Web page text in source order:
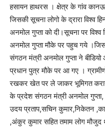
हसायन हाथरस । क्षेत्र के गांव कानऊ
जिसकी सूचना लोगो के द्रारा विश्व
अनमोल गुप्ता को दी।सूचना पर
अनमोल गुप्ता मौके पर पहुच गये
संगठन मंत्री अनमोल गुप्ता ने
प्रधान पुत्र मौके पर आ गए ।
रखकर खेत पर ले जाकर भूमिगत
के प्रदेश संगठन मंत्री अनमोल गुप्ता,
उदय प्रताप,सचिन कुमार,निकेतन
,अंकुर कुमार सहित तमाम लोग मौजुद